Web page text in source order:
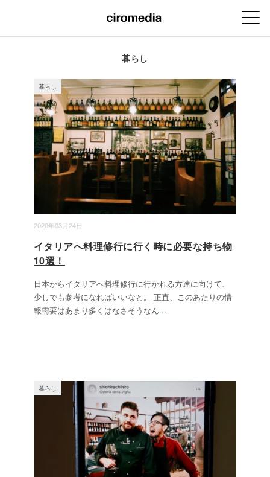
暮らし
2020年03月24日
暮らし
イタリアへ料理修行に行く時に必要な持ち物
10選！
日本からイタリアへ料理修行に行かれる方達に向けて、
少しでも参考になればいいなと。 正直、このあたりの情
報需要はあまり多くはなさそうなん...
暮らし